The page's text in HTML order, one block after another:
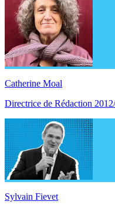
Catherine Moal
Directrice de Rédaction
Sylvain Fievet